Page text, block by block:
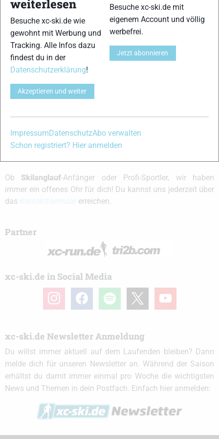
eine abschließende Einschätzung hast,
gerne her damit!
Lieben Gruß,
News aus dem Skilanglauf, Biathlon und der Nordischen
Kombination, einer Loipendatenbank,
und allem was du sonst noch über deine Lieblingssportarten
Ob Skilanglauf-Anfänger oder Profi-Sportler, wir haben
immer ein offenes Ohr für dich! Du kannst uns jederzeit über
das
erreichen.
Partner
xc-ski.de in Social Media
instagramfacebook spotify youtube
xc-ski.de Newsletter Anmeldung
Du willst immer aktuell auf dem Laufenden bleiben? Dann
melde dich für unseren Newsletter an. Während der Saison
erhältst du damit immer einmal pro Woche die wichtigsten
News und Themen in dein Postfach. Einfach hier anmelden:
weiterlesen
Besuche xc-ski.de wie
gewohnt mit Werbung und
Tracking. Alle Infos dazu
findest du in der
Datenschutzerklärung!
Akzeptieren und weiter
Besuche xc-ski.de mit
eigenem Account und völlig
werbefrei.
Jetzt abonnieren
ImpressumDatenschutzAbo verwalten
Schon registriert? Hier anmelden